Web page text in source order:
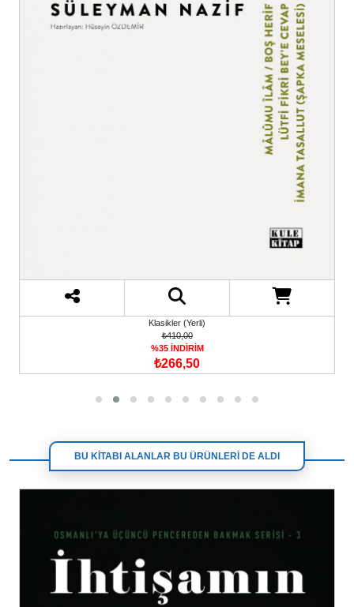
Klasikler (Yerli)
₺410,00
%35 İNDİRİM
₺266,50
BU KİTABI ALANLAR BU ÜRÜNLERİ DE ALDI